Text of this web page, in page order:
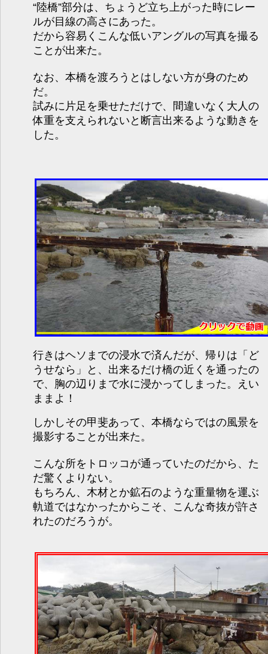
“陸橋”部分は、ちょうど立ち上がった時にレー
ルが目線の高さにあった。
だから容易くこんな低いアングルの写真を撮る
ことが出来た。
なお、本橋を渡ろうとはしない方が身のため
だ。
試みに片足を乗せただけで、間違いなく大人の
体重を支えられないと断言出来るような動きを
した。
行きはヘソまでの浸水で済んだが、帰りは「ど
うせなら」と、出来るだけ橋の近くを通ったの
で、胸の辺りまで水に浸かってしまった。えい
ままよ！
しかしその甲斐あって、本橋ならではの風景を
撮影することが出来た。
こんな所をトロッコが通っていたのだから、た
だ驚くよりない。
もちろん、木材とか鉱石のような重量物を運ぶ
軌道ではなかったからこそ、こんな奇抜が許さ
れたのだろうが。